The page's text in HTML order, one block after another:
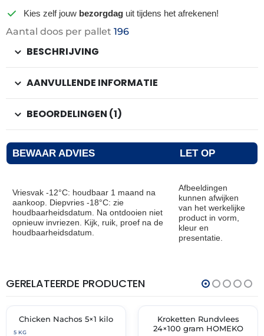
Kies zelf jouw bezorgdag uit tijdens het afrekenen!
Aantal doos per pallet 196
BESCHRIJVING
AANVULLENDE INFORMATIE
BEOORDELINGEN (1)
BEWAAR ADVIES LET OP
Vriesvak -12°C: houdbaar 1 maand na
aankoop. Diepvries -18°C: zie
houdbaarheidsdatum. Na ontdooien niet
opnieuw invriezen. Kijk, ruik, proef na de
houdbaarheidsdatum.
Afbeeldingen
kunnen afwijken
van het werkelijke
product in vorm,
kleur en
presentatie.
GERELATEERDE PRODUCTEN
✓ VAST ASSORTIMENT
THT:
21-
Chicken Nachos 5×1 kilo
5 KG
✓ VAST ASSORTIMENT
Kroketten Rundvlees
24×100 gram HOMEKO